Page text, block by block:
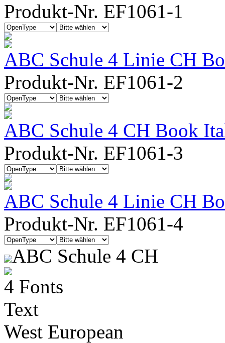
Produkt-Nr. EF1061-1
ABC Schule 4 Linie CH
Produkt-Nr. EF1061-2
ABC Schule 4 CH Book
Produkt-Nr. EF1061-3
ABC Schule 4 Linie CH
Produkt-Nr. EF1061-4
ABC Schule 4 CH
4 Fonts
Text
West European